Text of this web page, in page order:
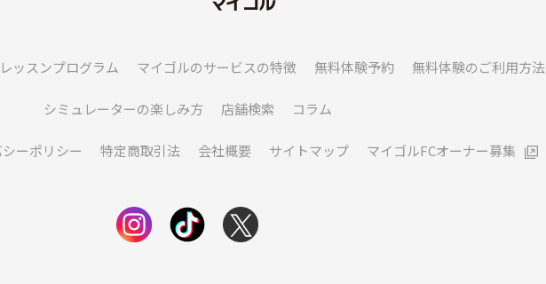
レッスンプログラム マイゴルのサービスの特徴 無料体験予約 無料体験のご利用方法
シミュレーターの楽しみ方 店舗検索 コラム
ーポリシー 特定商取引法 会社概要 サイトマップ マイゴルFCオーナー募集